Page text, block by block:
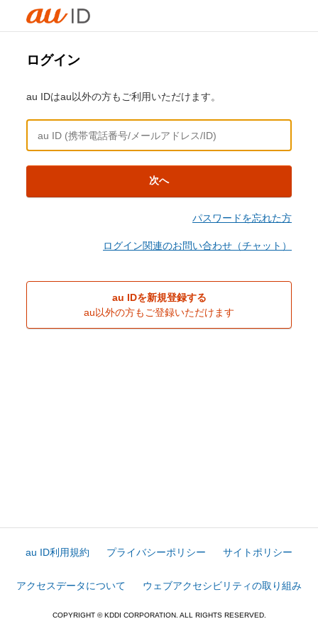
ログイン
au IDはau以外の方もご利用いただけます。
次へ
パスワードを忘れた方
ログイン関連のお問い合わせ（チャット）
au IDを新規登録する
au以外の方もご登録いただけます
au ID利用規約 プライバシーポリシー サイトポリシー
アクセスデータについて ウェブアクセシビリティの取り組み
COPYRIGHT © KDDI CORPORATION. ALL RIGHTS RESERVED.